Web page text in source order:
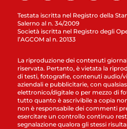
Testata iscritta nel Registro della
Salerno al n. 34/2009
Società iscritta nel Registro degli
l’AGCOM al n. 20133
La riproduzione dei contenuti
riservata. Pertanto, è vietata la
di testi, fotografie, contenuti audio/
aziendali e pubblicitarie, con
elettronico/digitale o per mezzo di
tutto quanto è ascrivibile a copia
non è responsabile dei commenti
esercitare un controllo continuo
segnalazione qualora gli stessi